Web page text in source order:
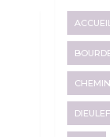
CHEMIN